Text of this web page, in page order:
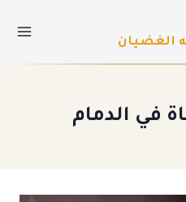
الغضيان
في الدمام